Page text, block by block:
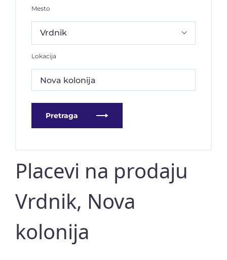
Mesto
Lokacija
Nova kolonija
Pretraga
Placevi na prodaju
Vrdnik, Nova
kolonija